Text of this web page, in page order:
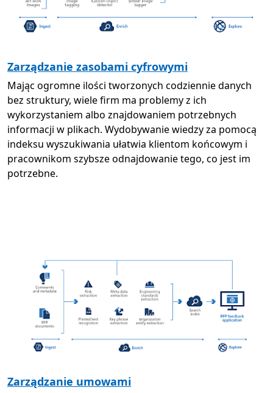
Zarządzanie zasobami cyfrowymi
Mając ogromne ilości tworzonych codziennie danych
bez struktury, wiele firm ma problemy z ich
wykorzystaniem albo znajdowaniem potrzebnych
informacji w plikach. Wydobywanie wiedzy za pomocą
indeksu wyszukiwania ułatwia klientom końcowym i
pracownikom szybsze odnajdowanie tego, co jest im
potrzebne.
Zarządzanie umowami